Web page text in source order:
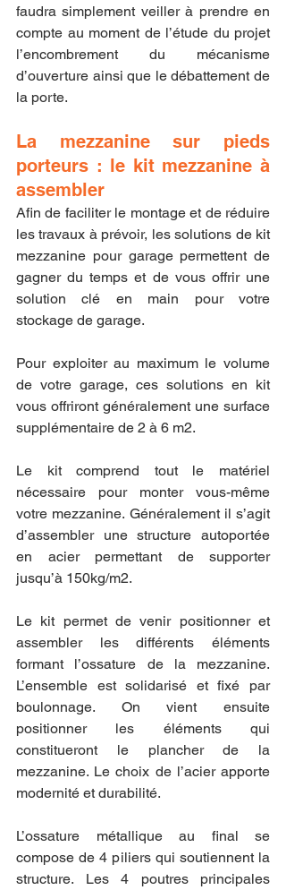
faudra simplement veiller à prendre en
compte au moment de l’étude du projet
l’encombrement du mécanisme
d’ouverture ainsi que le débattement de
la porte.
La mezzanine sur pieds
porteurs : le kit mezzanine à
assembler
Afin de faciliter le montage et de réduire
les travaux à prévoir, les solutions de kit
mezzanine pour garage permettent de
gagner du temps et de vous offrir une
solution clé en main pour votre
stockage de garage.
Pour exploiter au maximum le volume
de votre garage, ces solutions en kit
vous offriront généralement une surface
supplémentaire de 2 à 6 m2.
Le kit comprend tout le matériel
nécessaire pour monter vous-même
votre mezzanine. Généralement il s’agit
d’assembler une structure autoportée
en acier permettant de supporter
jusqu’à 150kg/m2.
Le kit permet de venir positionner et
assembler les différents éléments
formant l’ossature de la mezzanine.
L’ensemble est solidarisé et fixé par
boulonnage. On vient ensuite
positionner les éléments qui
constitueront le plancher de la
mezzanine. Le choix de l’acier apporte
modernité et durabilité.
L’ossature métallique au final se
compose de 4 piliers qui soutiennent la
structure. Les 4 poutres principales